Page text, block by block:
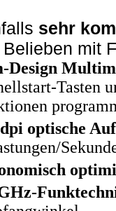
sehr
mit
Design
Tasten
optische